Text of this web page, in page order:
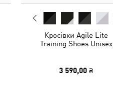
Кросівки Agile Lite
Training Shoes Unisex
3 590,00 ₴